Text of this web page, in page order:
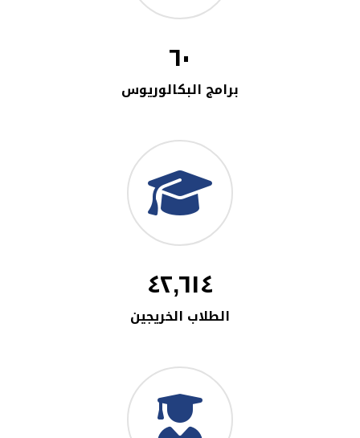
٦٠
برامج البكالوريوس
٤٢,٦١٤
الطلاب الخريجين